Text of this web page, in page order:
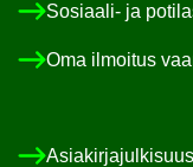
Sosiaali-​ ja
Oma il­moi­tus